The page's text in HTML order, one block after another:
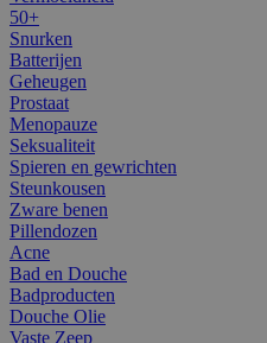
50+
Snurken
Batterijen
Geheugen
Prostaat
Menopauze
Seksualiteit
Spieren en gewrichten
Steunkousen
Zware benen
Pillendozen
Acne
Bad en Douche
Badproducten
Douche Olie
Vaste Zeep